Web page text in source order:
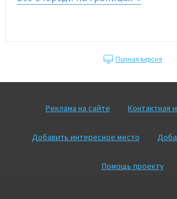
Полная версия
Реклама на сайте Контактная
Добавить интересное место
Помощь проекту